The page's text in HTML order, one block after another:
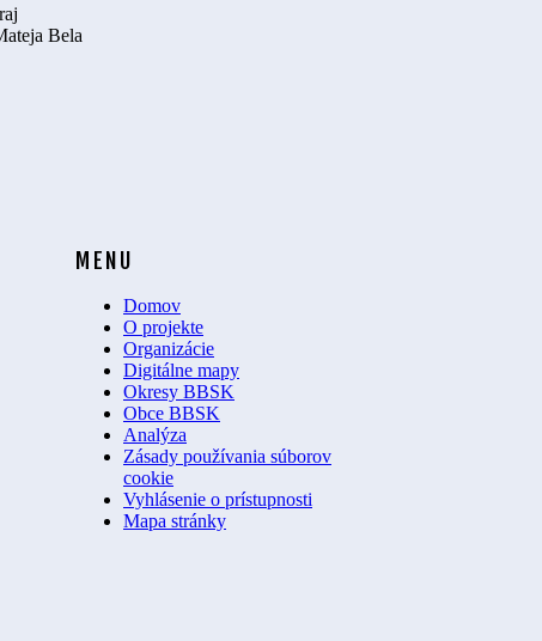
MENU
Domov
O projekte
Organizácie
Digitálne mapy
Okresy BBSK
Obce BBSK
Analýza
Zásady používania súborov
cookie
Vyhlásenie o prístupnosti
Mapa stránky